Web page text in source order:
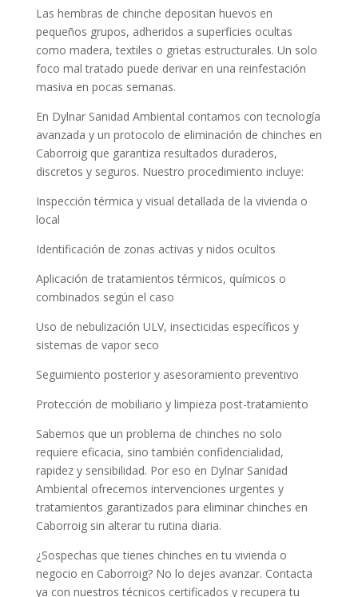
Las hembras de chinche depositan huevos en
pequeños grupos, adheridos a superficies ocultas
como madera, textiles o grietas estructurales. Un solo
foco mal tratado puede derivar en una reinfestación
masiva en pocas semanas.
En Dylnar Sanidad Ambiental contamos con tecnología
avanzada y un protocolo de eliminación de chinches en
Caborroig que garantiza resultados duraderos,
discretos y seguros. Nuestro procedimiento incluye:
Inspección térmica y visual detallada de la vivienda o
local
Identificación de zonas activas y nidos ocultos
Aplicación de tratamientos térmicos, químicos o
combinados según el caso
Uso de nebulización ULV, insecticidas específicos y
sistemas de vapor seco
Seguimiento posterior y asesoramiento preventivo
Protección de mobiliario y limpieza post-tratamiento
Sabemos que un problema de chinches no solo
requiere eficacia, sino también confidencialidad,
rapidez y sensibilidad. Por eso en Dylnar Sanidad
Ambiental ofrecemos intervenciones urgentes y
tratamientos garantizados para eliminar chinches en
Caborroig sin alterar tu rutina diaria.
¿Sospechas que tienes chinches en tu vivienda o
negocio en Caborroig? No lo dejes avanzar. Contacta
ya con nuestros técnicos certificados y recupera tu